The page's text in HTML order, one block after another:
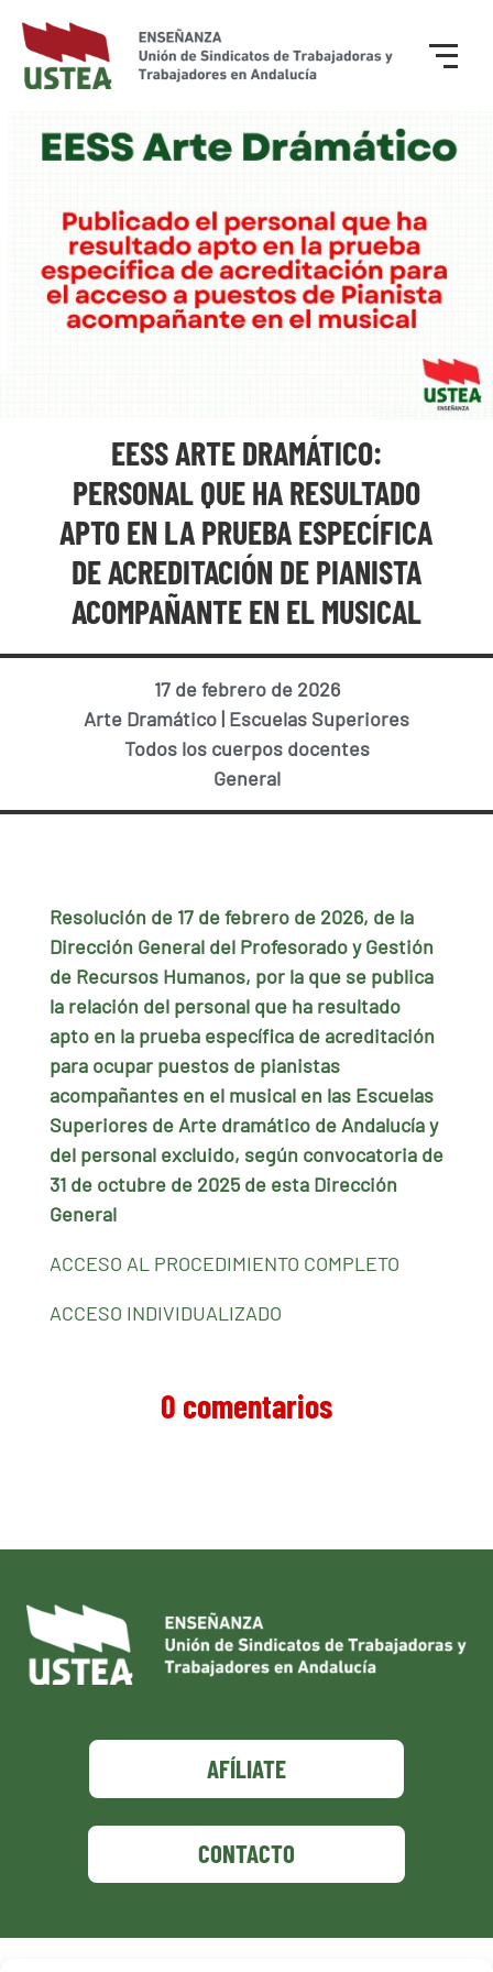
EESS ARTE DRAMÁTICO:
PERSONAL QUE HA RESULTADO
APTO EN LA PRUEBA ESPECÍFICA
DE ACREDITACIÓN DE PIANISTA
ACOMPAÑANTE EN EL MUSICAL
17 de febrero de 2026
Arte Dramático | Escuelas Superiores
Todos los cuerpos docentes
General
Resolución de 17 de febrero de 2026, de la
Dirección General del Profesorado y Gestión
de Recursos Humanos, por la que se publica
la relación del personal que ha resultado
apto en la prueba específica de acreditación
para ocupar puestos de pianistas
acompañantes en el musical en las Escuelas
Superiores de Arte dramático de Andalucía y
del personal excluido, según convocatoria de
31 de octubre de 2025 de esta Dirección
General
ACCESO AL PROCEDIMIENTO COMPLETO
ACCESO INDIVIDUALIZADO
0 comentarios
AFÍLIATE
CONTACTO